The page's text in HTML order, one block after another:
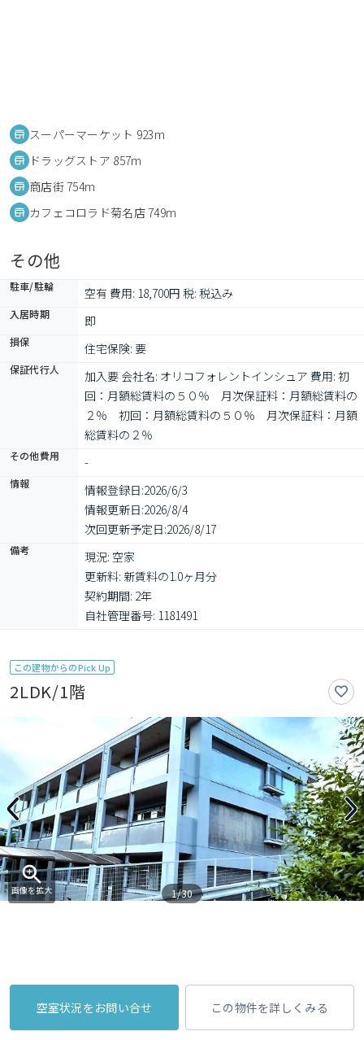
スーパーマーケット 923m
ドラッグストア 857m
商店街 754m
カフェコロラド菊名店 749m
その他
駐車/駐輪 空有 費用: 18,700円 税: 税込み
入居時期 即
損保 住宅保険: 要
保証代行人
加入要 会社名: オリコフォレントインシュア 費用: 初
回：月額総賃料の５０％　月次保証料：月額総賃料の
２％　初回：月額総賃料の５０％　月次保証料：月額
総賃料の２％
その他費用 -
情報 情報登録日:2026/6/3
情報更新日:2026/8/4
次回更新予定日:2026/8/17
備考
現況: 空家
更新料: 新賃料の1.0ヶ月分
契約期間: 2年
自社管理番号: 1181491
この建物からのPick Up
2LDK/1階
画像を拡大 1/30
空室状況をお問い合せ この物件を詳しくみる